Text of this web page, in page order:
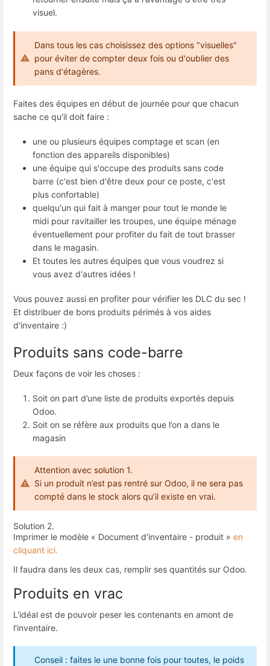
visuel.
Dans tous les cas choisissez des options "visuelles"
pour éviter de compter deux fois ou d'oublier des
pans d'étagères.
Faites des équipes en début de journée pour que chacun
sache ce qu'il doit faire :
une ou plusieurs équipes comptage et scan (en
fonction des appareils disponibles)
une équipe qui s'occupe des produits sans code
barre (c'est bien d'être deux pour ce poste, c'est
plus confortable)
quelqu'un qui fait à manger pour tout le monde le
midi pour ravitailler les troupes, une équipe ménage
éventuellement pour profiter du fait de tout brasser
dans le magasin.
Et toutes les autres équipes que vous voudrez si
vous avez d'autres idées !
Vous pouvez aussi en profiter pour vérifier les DLC du sec !
Et distribuer de bons produits périmés à vos aides
d'inventaire :)
Produits sans code-barre
Deux façons de voir les choses :
Soit on part d’une liste de produits exportés depuis
Odoo.
Soit on se réfère aux produits que l’on a dans le
magasin
Attention avec solution 1.
Si un produit n’est pas rentré sur Odoo, il ne sera pas
compté dans le stock alors qu’il existe en vrai.
Solution 2.
Imprimer le modèle « Document d'inventaire - produit » en
cliquant ici.
Il faudra dans les deux cas, remplir ses quantités sur Odoo.
Produits en vrac
L'idéal est de pouvoir peser les contenants en amont de
l'inventaire.
Conseil : faites le une bonne fois pour toutes, le poids